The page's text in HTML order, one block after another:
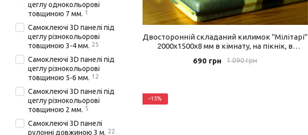
Двосторонній складаний килимок "Мілітарі"
2000х1500х8 мм в кімнату, на пікнік, в
1 090 грн
690 грн
−15%
цеглу однокольорові
товщиною 7 мм. 1
Самоклеючі 3D панелі під
цеглу різнокольорові
товщиною 3-4 мм. 25
Самоклеючі 3D панелі під
цеглу різнокольорові
товщиною 5-6 мм. 12
Самоклеючі 3D панелі під
цеглу різнокольорові
товщиною 2 мм. 5
Самоклеючі 3D панелі
рулонні довжиною 3 м. 22